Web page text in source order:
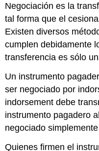
DE
AUTOPRUEBA
RESPUESTAS
DE
AUTO
Negociación es la
tal forma que el
Existen diversos
cumplen debidamente
transferencia es sólo
Un instrumento
ser negociado por
indorsement debe
instrumento pagadero
negociado
Quienes firmen el